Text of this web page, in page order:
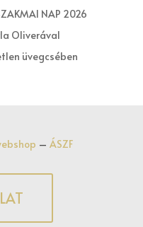
NAP 2026
Oliverával
üvegcsében
– ÁSZF